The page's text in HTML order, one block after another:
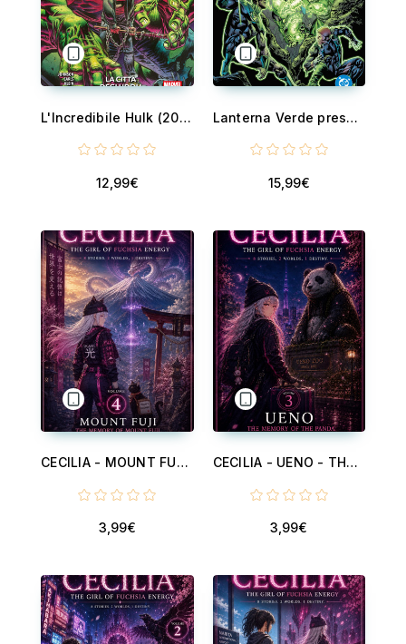
L'Incredibile Hulk (2023) 4 - La città degli idoli
12,99€
Lanterna Verde presenta: Il corpo delle Lanterne Verdi - Vol. 2 - Guerra-alfa
15,99€
CECILIA - MOUNT FUJI - THE MEMORY OF MOUNT FUJI - VOLUME 4 - CECILIA, THE GIRL OF FUCHSIA ENERGY - V 4
3,99€
CECILIA - UENO - THE MEMORY OF THE PANDA - VOLUME 3 - CECILIA, THE GIRL OF FUCHSIA ENERGY - V 3
3,99€